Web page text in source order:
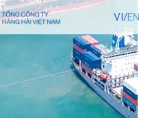
VI/EN